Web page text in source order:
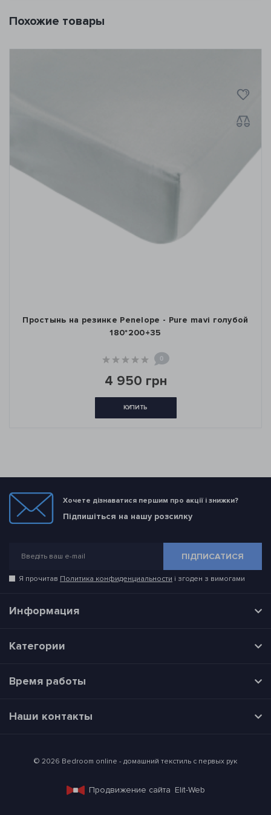
Похожие товары
Простынь на резинке Penelope - Pure mavi голубой
180*200+35
0
4 950 грн
КУПИТЬ
Хочете дізнаватися першим про акції і знижки?
Підпишіться на нашу розсилку
ПІДПИСАТИСЯ
Я прочитав Политика конфиденциальности і згоден з вимогами
Информация
Категории
Время работы
Наши контакты
© 2026 Bedroom online - домашний текстиль с первых рук
Продвижение сайта Elit-Web